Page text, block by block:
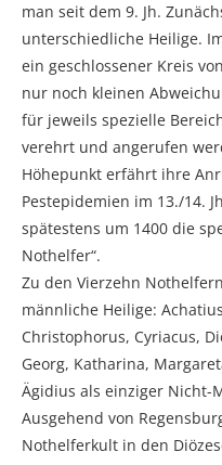
man seit dem 9. Jh.
unterschiedliche Heilige.
ein geschlossener Kreis
nur noch kleinen
für jeweils spezielle
verehrt und angerufen
Höhepunkt erfährt ihre
Pestepidemien im 13./14.
spätestens um 1400 die
Nothelfer“.
Zu den Vierzehn
männliche Heilige:
Christophorus, Cyriacus,
Georg, Katharina,
Ägidius als einziger Nicht-
Ausgehend von
Nothelferkult in den